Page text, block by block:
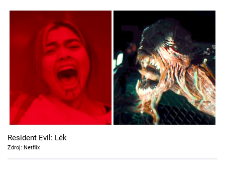
Seriály
Cool Esport
Pořady
Resident Evil: Lék
Zdroj: Netflix